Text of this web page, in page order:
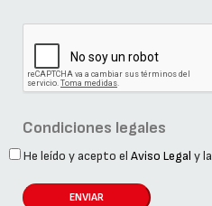
Condiciones legales
He leído y acepto el Aviso Legal y la
ENVIAR